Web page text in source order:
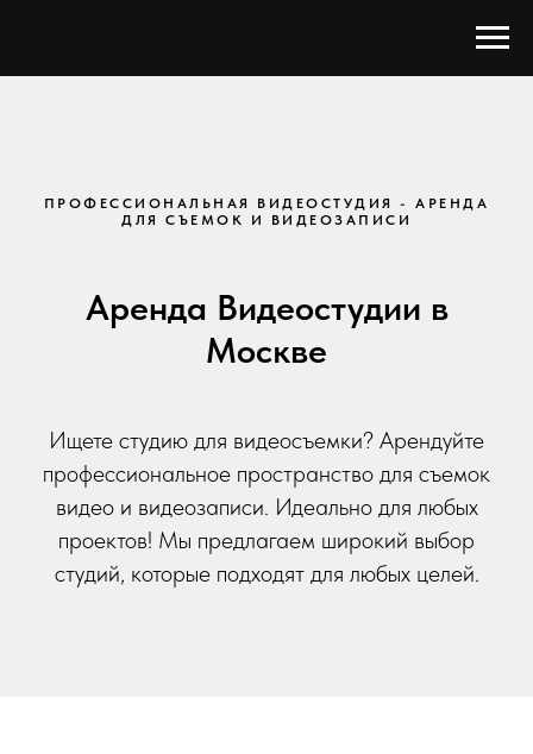
ПРОФЕССИОНАЛЬНАЯ ВИДЕОСТУДИЯ - АРЕНДА
ДЛЯ СЪЕМОК И ВИДЕОЗАПИСИ
Аренда Видеостудии в
Москве
Ищете студию для видеосъемки? Арендуйте
профессиональное пространство для съемок
видео и видеозаписи. Идеально для любых
проектов! Мы предлагаем широкий выбор
студий, которые подходят для любых целей.